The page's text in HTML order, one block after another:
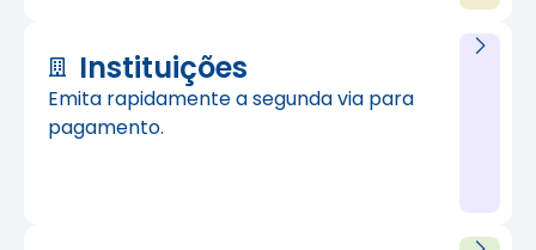
Instituições
Emita rapidamente a segunda via para
pagamento.